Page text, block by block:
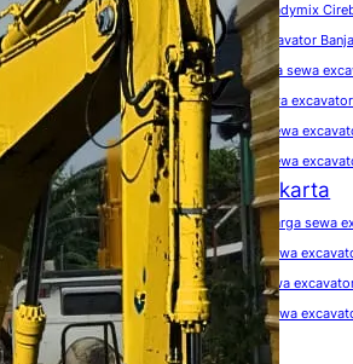
biaya sewa excavator
Harga Beton Readymix
harga sewa excavator
harga sewa excavator
harga sewa excavator Banyumas
harga sewa
harga sewa excavator Blora
harga sewa
harga sewa excavator Brebes
harga sewa
harga sewa excavator Demak
harga sewa
Harga Sewa Excavator Jakarta
harga sewa excavator Jawa Tengah
harga sewa
harga sewa excavator Kendal
harga sewa
harga sewa excavator pc 75
harga sewa
harga sewa excavator pc 100
harga sewa
harga sewa excavator pc 200 per hari